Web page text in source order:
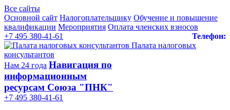
Все сайты
Основной сайт Налогоплательщику Обучение и повышение
квалификации Мероприятия Оплата членских взносов
Телефон:
+7 495 380-41-61
Палата налоговых
консультантов
Нам 24 года Навигация по
информационным
ресурсам Союза "ПНК"
+7 495 380‑41‑61